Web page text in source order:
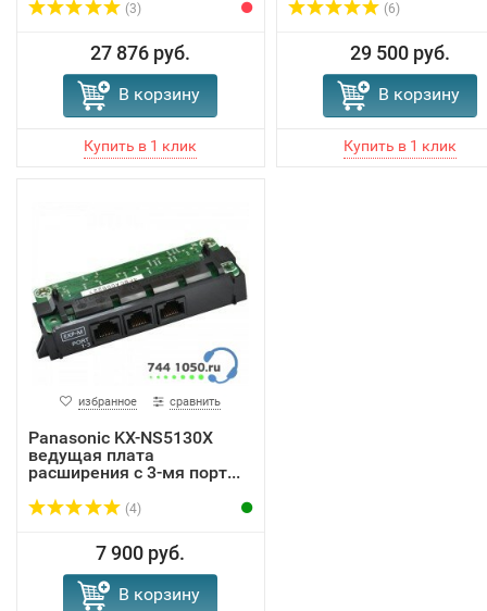
(3)
27 876 руб.
В корзину
(6)
29 500 руб.
В корзину
избранное сравнить
Panasonic KX-NS5130X
ведущая плата
расширения с 3-мя порт...
(4)
7 900 руб.
В корзину